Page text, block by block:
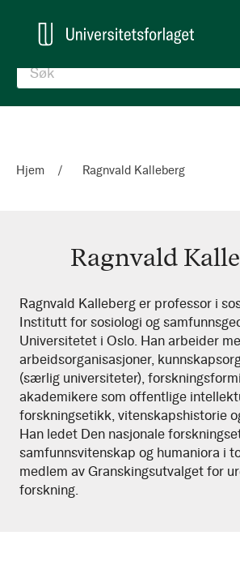
Hjem Ragnvald Kalleberg
Ragnvald
Ragnvald
Kalleberg
Ragnvald Kalleberg er professor i
Institutt for sosiologi og
Universitetet i Oslo. Han arbeider
arbeidsorganisasjoner,
(særlig universiteter),
akademikere som offentlige
forskningsetikk, vitenskapshistorie
Han ledet Den nasjonale
samfunnsvitenskap og humaniora i
medlem av Granskingsutvalget for
forskning.